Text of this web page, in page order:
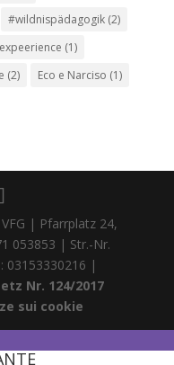
#wildnispädagogik(2)
(1)
(2) Eco e Narciso (1)
| Pfarrplatz 24,
053853 | Str.-Nr.
03153330216 |
Nr. 124/2017
sui cookie